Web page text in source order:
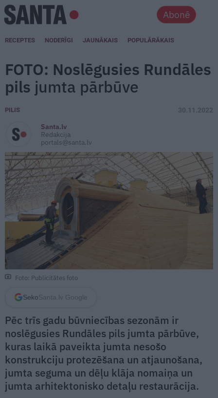
Abonē
RECEPTES NODERĪGI JAUNĀKAIS POPULĀRĀKAIS
FOTO: Noslēgusies Rundāles
pils jumta pārbūve
PILIS 30.11.2022
Santa.lv
Redakcija
portals@santa.lv
Foto: Publicitātes foto
Seko Santa.lv Google
Pēc trīs gadu būvniecības sezonām ir
noslēgusies Rundāles pils jumta pārbūve,
kuras laikā paveikta jumta nesošo
konstrukciju protezēšana un atjaunošana,
jumta seguma un dēļu klāja nomaiņa un
jumta arhitektonisko detaļu restaurācija.